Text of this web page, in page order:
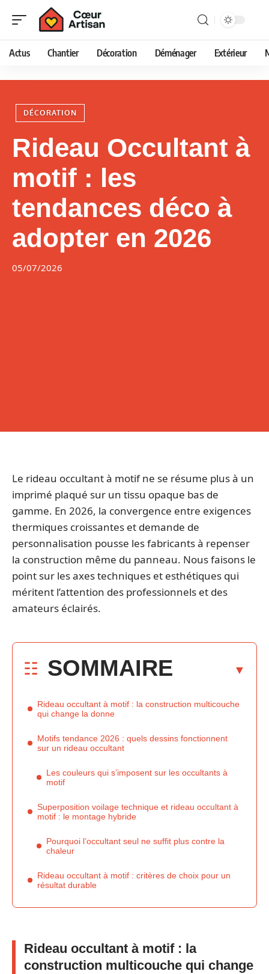
Actus Chantier Décoration Déménager Extérieur
DÉCORATION
Rideau Occultant à
motif : les
tendances déco à
adopter en 2026
05/07/2026
Le rideau occultant à motif ne se résume plus à un
imprimé plaqué sur un tissu opaque bas de
gamme. En 2026, la convergence entre exigences
thermiques croissantes et demande de
personnalisation pousse les fabricants à repenser
la construction même du panneau. Nous faisons le
point sur les axes techniques et esthétiques qui
méritent l’attention des professionnels et des
amateurs éclairés.
SOMMAIRE
Rideau occultant à motif : la construction multicouche
qui change la donne
Motifs tendance 2026 : quels dessins fonctionnent
sur un rideau occultant
Les couleurs qui s’imposent sur les occultants à
motif
Superposition voilage technique et rideau occultant à
motif : le montage hybride
Pourquoi l’occultant seul ne suffit plus contre la
chaleur
Rideau occultant à motif : critères de choix pour un
résultat durable
Rideau occultant à motif : la
construction multicouche qui change